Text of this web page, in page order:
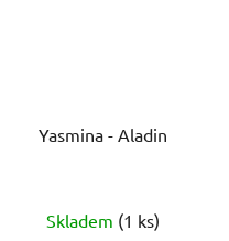
Yasmina - Aladin
Skladem (1 ks)